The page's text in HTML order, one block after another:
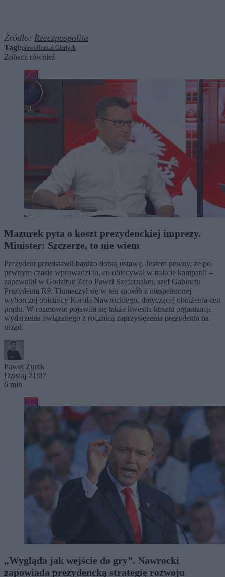
Źródło: Rzeczpospolita
Tagi:prawo Roman Giertych
Zobacz również
Kraj
Mazurek pyta o koszt prezydenckiej imprezy.
Minister: Szczerze, to nie wiem
Prezydent przedstawił bardzo dobrą ustawę. Jestem pewny, że po
pewnym czasie wprowadzi to, co obiecywał w trakcie kampanii –
zapewniał w Godzinie Zero Paweł Szefernaker, szef Gabinetu
Prezydenta RP. Tłumaczył się w ten sposób z niespełnionej
wyborczej obietnicy Karola Nawrockiego, dotyczącej obniżenia cen
prądu. W rozmowie pojawiła się także kwestia kosztu organizacji
wydarzenia związanego z rocznicą zaprzysiężenia prezydenta na
urząd.
Paweł Żurek
Dzisiaj 21:07
6 min
Kraj
„Wygląda jak wejście do gry”. Nawrocki
zapowiada prezydencką strategię rozwoju